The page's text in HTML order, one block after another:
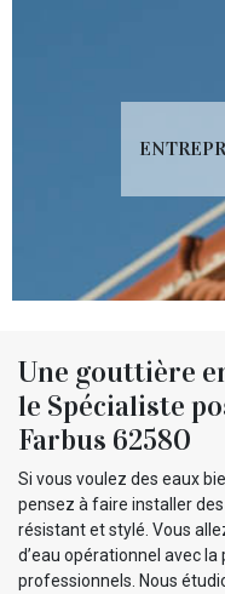
Une gouttière
le Spécialiste
Farbus 62580
Si vous voulez des eaux
pensez à faire installer
résistant et stylé. Vous
d’eau opérationnel avec
professionnels. Nous